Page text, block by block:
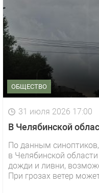
ОБЩЕСТВО
31 июля 2026 17:00
В Челябинской
По данным
в Челябинской
дожди и ливни,
При грозах ветер